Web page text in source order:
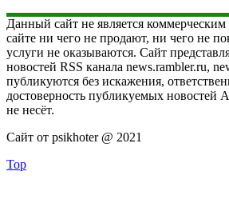
Данный сайт не является
сайте ни чего не продают, ни чего не
услуги не оказываются. Сайт
новостей RSS канала news.rambler.ru,
публикуются без искажения,
достоверность публикуемых новостей
не несёт.
Сайт от psikhoter @ 2021
Top